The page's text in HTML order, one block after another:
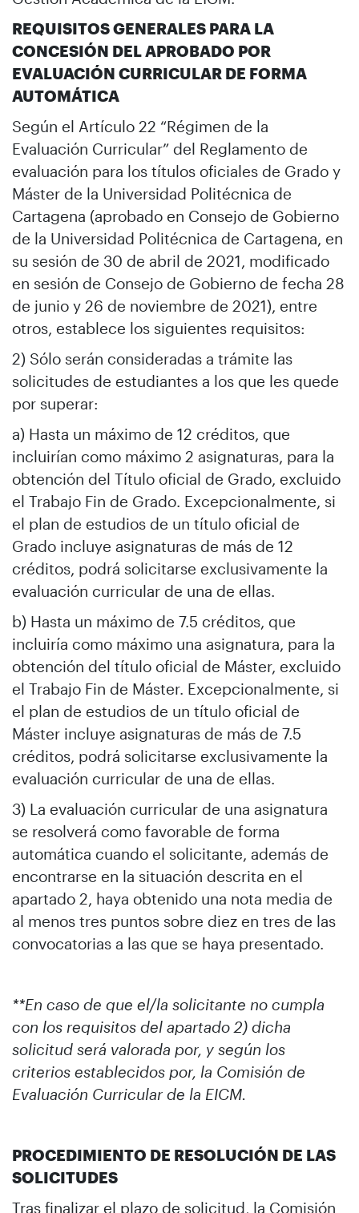
REQUISITOS GENERALES PARA LA
CONCESIÓN DEL APROBADO POR
EVALUACIÓN CURRICULAR DE FORMA
AUTOMÁTICA
Según el Artículo 22 “Régimen de la
Evaluación Curricular” del Reglamento de
evaluación para los títulos oficiales de Grado y
Máster de la Universidad Politécnica de
Cartagena (aprobado en Consejo de Gobierno
de la Universidad Politécnica de Cartagena, en
su sesión de 30 de abril de 2021, modificado
en sesión de Consejo de Gobierno de fecha 28
de junio y 26 de noviembre de 2021), entre
otros, establece los siguientes requisitos:
2) Sólo serán consideradas a trámite las
solicitudes de estudiantes a los que les quede
por superar:
a) Hasta un máximo de 12 créditos, que
incluirían como máximo 2 asignaturas, para la
obtención del Título oficial de Grado, excluido
el Trabajo Fin de Grado. Excepcionalmente, si
el plan de estudios de un título oficial de
Grado incluye asignaturas de más de 12
créditos, podrá solicitarse exclusivamente la
evaluación curricular de una de ellas.
b) Hasta un máximo de 7.5 créditos, que
incluiría como máximo una asignatura, para la
obtención del título oficial de Máster, excluido
el Trabajo Fin de Máster. Excepcionalmente, si
el plan de estudios de un título oficial de
Máster incluye asignaturas de más de 7.5
créditos, podrá solicitarse exclusivamente la
evaluación curricular de una de ellas.
3) La evaluación curricular de una asignatura
se resolverá como favorable de forma
automática cuando el solicitante, además de
encontrarse en la situación descrita en el
apartado 2, haya obtenido una nota media de
al menos tres puntos sobre diez en tres de las
convocatorias a las que se haya presentado.
**En caso de que el/la solicitante no cumpla
con los requisitos del apartado 2) dicha
solicitud será valorada por, y según los
criterios establecidos por, la Comisión de
Evaluación Curricular de la EICM.
PROCEDIMIENTO DE RESOLUCIÓN DE LAS
SOLICITUDES
Tras finalizar el plazo de solicitud, la Comisión